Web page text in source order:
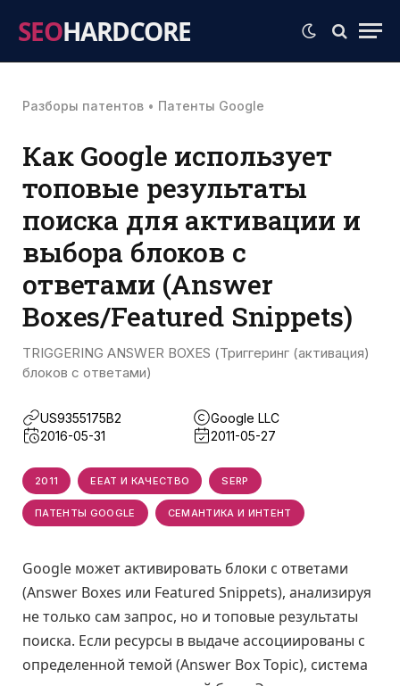
SEOHARDCORE
Разборы патентов • Патенты Google
Как Google использует
топовые результаты
поиска для активации и
выбора блоков с
ответами (Answer
Boxes/Featured Snippets)
TRIGGERING ANSWER BOXES (Триггеринг (активация)
блоков с ответами)
US9355175B2
Google LLC
2016-05-31
2011-05-27
2011 EEAT И КАЧЕСТВО SERP
ПАТЕНТЫ GOOGLE СЕМАНТИКА И ИНТЕНТ
Google может активировать блоки с ответами
(Answer Boxes или Featured Snippets), анализируя
не только сам запрос, но и топовые результаты
поиска. Если ресурсы в выдаче ассоциированы с
определенной темой (Answer Box Topic), система